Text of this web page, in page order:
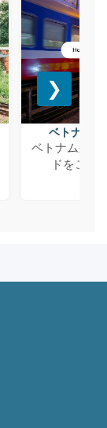
ベトナム
ベトナム列車
ドをご覧
❯